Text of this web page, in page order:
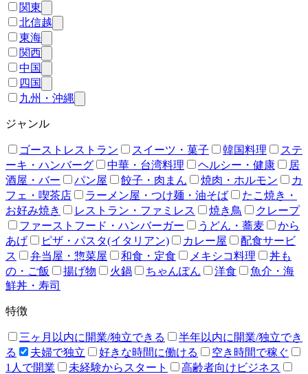
関東
北信越
東海
関西
中国
四国
九州・沖縄
ジャンル
ゴーストレストラン スイーツ・菓子 韓国料理
ステ
ーキ・ハンバーグ
中華・台湾料理 ヘルシー・健康
居
酒屋・バー
パン屋 餃子・肉まん 焼肉・ホルモン
カ
フェ・喫茶店
ラーメン屋・つけ麺・油そば
たこ焼き・
お好み焼き
レストラン・ファミレス 焼き鳥
クレープ
ファーストフード・ハンバーガー
うどん・蕎麦
から
あげ
ピザ・パスタ(イタリアン) カレー屋
配食サービ
ス
弁当屋・惣菜屋 和食・定食 メキシコ料理
丼も
の・ご飯
揚げ物 火鍋 ちゃんぽん 洋食
魚介・海
鮮丼・寿司
特徴
三ヶ月以内に開業/独立できる
半年以内に開業/独立でき
る
夫婦で独立 好きな時間に働ける
空き時間で稼ぐ
1人で開業
未経験からスタート
高齢者向けビジネス